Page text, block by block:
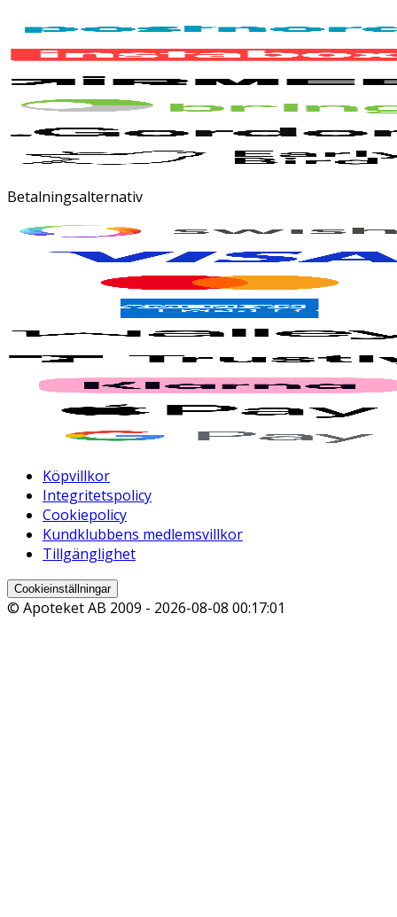
Betalningsalternativ
Köpvillkor
Integritetspolicy
Cookiepolicy
Kundklubbens medlemsvillkor
Tillgänglighet
Cookieinställningar
© Apoteket AB 2009 - 2026-08-08 00:17:01